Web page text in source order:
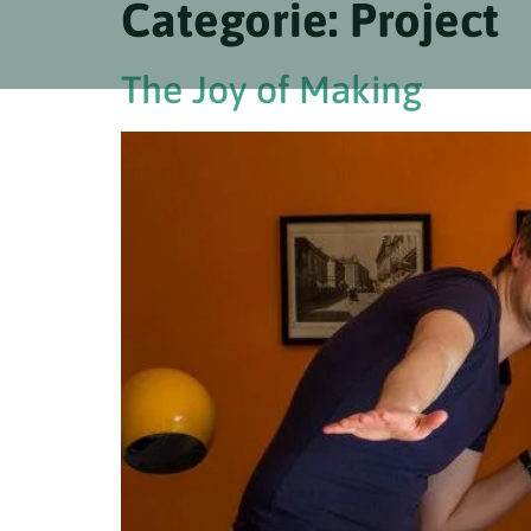
Categorie: Project
The Joy of Making